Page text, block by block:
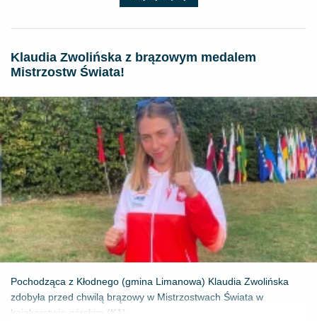
Klaudia Zwolińska z brązowym medalem
Mistrzostw Świata!
Pochodząca z Kłodnego (gmina Limanowa) Klaudia Zwolińska
zdobyła przed chwilą brązowy w Mistrzostwach Świata w
kajakarstwie górskim (K1) ...